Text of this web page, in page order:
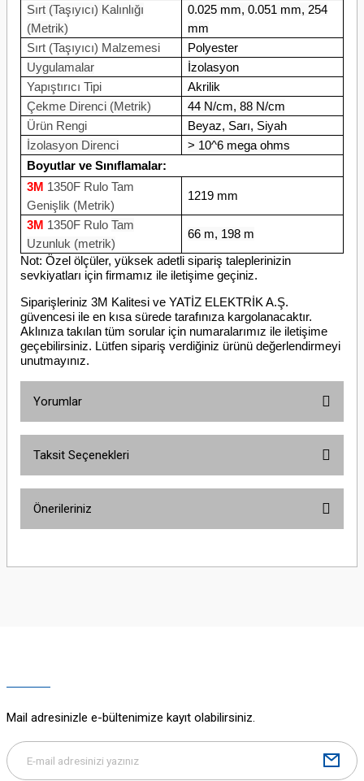
Sırt (Taşıyıcı) Kalınlığı
(Metrik)
0.025 mm, 0.051 mm, 254
mm
Sırt (Taşıyıcı) Malzemesi
Polyester
Uygulamalar
İzolasyon
Yapıştırıcı Tipi
Akrilik
Çekme Direnci (Metrik)
44 N/cm, 88 N/cm
Ürün Rengi
Beyaz, Sarı, Siyah
İzolasyon Direnci
> 10^6 mega ohms
Boyutlar ve Sınıflamalar:
3M 1350F Rulo Tam
Genişlik (Metrik)
1219 mm
3M 1350F RuloTam
Uzunluk (metrik)
66 m, 198 m
Not: Özel ölçüler, yüksek adetli sipariş taleplerinizin
sevkiyatları için firmamız ile iletişime geçiniz.
Siparişleriniz 3M Kalitesi ve YATİZ ELEKTRİK A.Ş.
güvencesi ile en kısa sürede tarafınıza kargolanacaktır.
Aklınıza takılan tüm sorular için numaralarımız ile iletişime
geçebilirsiniz. Lütfen sipariş verdiğiniz ürünü değerlendirmeyi
unutmayınız.
Yorumlar
Taksit Seçenekleri
Önerileriniz
yetersiz gördüğünüz noktaları öneri formunu kullanarak tarafımıza
Bu ürüne benzer farklı alternatifler olmalı.
Mail adresinizle e-bültenimize kayıt olabilirsiniz.